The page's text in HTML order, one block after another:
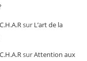
sur L’art de la
surAttention aux